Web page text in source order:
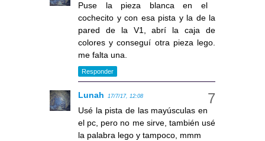
Puse la pieza blanca en el
cochecito y con esa pista y la de la
pared de la V1, abrí la caja de
colores y conseguí otra pieza lego.
me falta una.
Responder
Lunah 17/7/17, 12:08
Usé la pista de las mayúsculas en
el pc, pero no me sirve, también usé
la palabra lego y tampoco, mmm